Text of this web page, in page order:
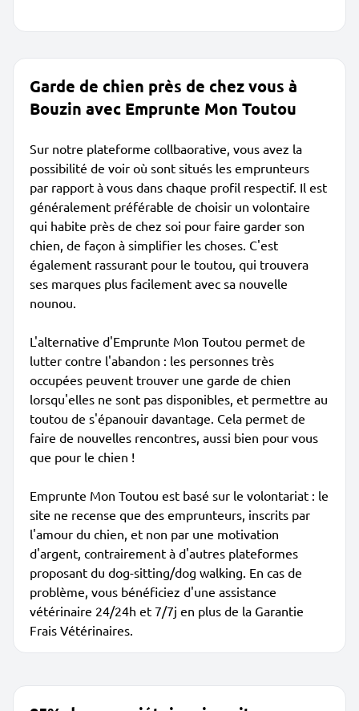
Garde de chien près de chez vous à
Bouzin avec Emprunte Mon Toutou
Sur notre plateforme collbaorative, vous avez la
possibilité de voir où sont situés les emprunteurs
par rapport à vous dans chaque profil respectif. Il est
généralement préférable de choisir un volontaire
qui habite près de chez soi pour faire garder son
chien, de façon à simplifier les choses. C'est
également rassurant pour le toutou, qui trouvera
ses marques plus facilement avec sa nouvelle
nounou.
L'alternative d'Emprunte Mon Toutou permet de
lutter contre l'abandon : les personnes très
occupées peuvent trouver une garde de chien
lorsqu'elles ne sont pas disponibles, et permettre au
toutou de s'épanouir davantage. Cela permet de
faire de nouvelles rencontres, aussi bien pour vous
que pour le chien !
Emprunte Mon Toutou est basé sur le volontariat : le
site ne recense que des emprunteurs, inscrits par
l'amour du chien, et non par une motivation
d'argent, contrairement à d'autres plateformes
proposant du dog-sitting/dog walking. En cas de
problème, vous bénéficiez d'une assistance
vétérinaire 24/24h et 7/7j en plus de la Garantie
Frais Vétérinaires.